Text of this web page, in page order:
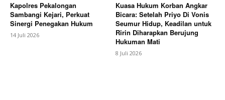
Kapolres Pekalongan
Sambangi Kejari, Perkuat
Sinergi Penegakan Hukum
14 Juli 2026
Kuasa Hukum Korban Angkar
Bicara: Setelah Priyo Di Vonis
Seumur Hidup, Keadilan untuk
Ririn Diharapkan Berujung
Hukuman Mati
8 Juli 2026